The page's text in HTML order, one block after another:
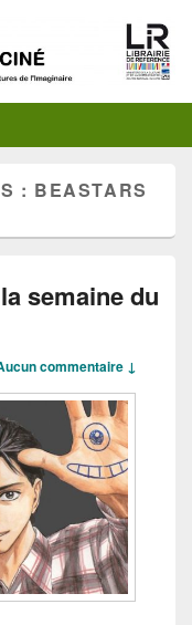
: BEASTARS
semaine du
commentaire ↓